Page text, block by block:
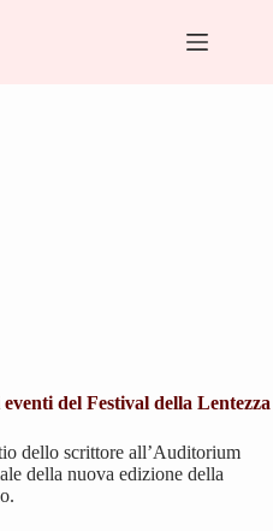
del Festival della Lentezza
dello scrittore all’Auditorium
della nuova edizione della